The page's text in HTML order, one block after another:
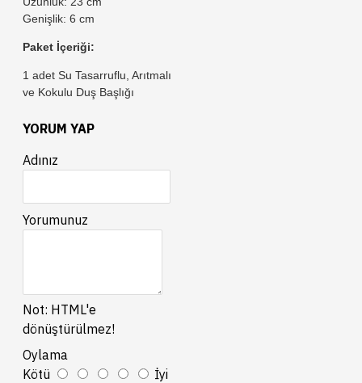
Genişlik: 6 cm
Paket İçeriği:
1 adet Su Tasarruflu, Arıtmalı
ve Kokulu Duş Başlığı
YORUM YAP
Adınız
Yorumunuz
Not: HTML'e
dönüştürülmez!
Oylama
Kötü
İyi